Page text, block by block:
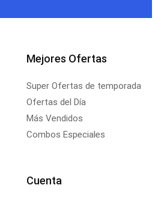
Mejores Ofertas
Super Ofertas de temporada
Ofertas del Día
Más Vendidos
Combos Especiales
Cuenta